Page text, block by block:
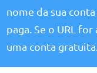
nome da sua
paga. Se o URL
uma conta